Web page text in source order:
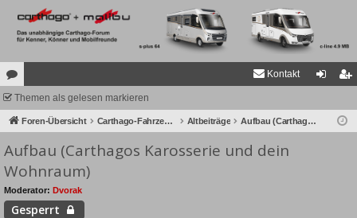
or
en
Kontakt
ist
Themen als gelesen markieren
Foren-Übersicht Carthago-Fahrzeuge Altbeiträge Aufbau (Carthagos Karosserie und dein Wohnraum)
Aufbau (Carthagos Karosserie und dein
Wohnraum)
Moderator: Dvorak
Gesperrt